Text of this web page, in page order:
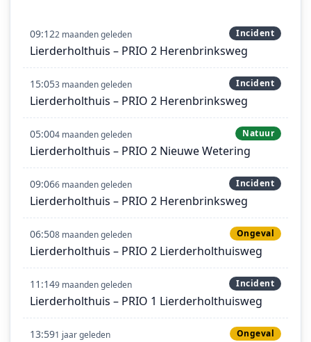
09:122 maanden geleden Incident
Lierderholthuis – PRIO 2 Herenbrinksweg
15:053 maanden geleden Incident
Lierderholthuis – PRIO 2 Herenbrinksweg
05:004 maanden geleden Natuur
Lierderholthuis – PRIO 2 Nieuwe Wetering
09:066 maanden geleden Incident
Lierderholthuis – PRIO 2 Herenbrinksweg
06:508 maanden geleden Ongeval
Lierderholthuis – PRIO 2 Lierderholthuisweg
11:149 maanden geleden Incident
Lierderholthuis – PRIO 1 Lierderholthuisweg
13:591 jaar geleden Ongeval